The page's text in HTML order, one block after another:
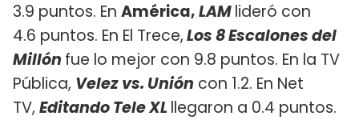
3.9 puntos. En América,LAMlideró con
4.6 puntos. En El Trece,Los 8 Escalones del
Millón fue lo mejor con 9.8 puntos. En la TV
Pública, Velez vs. Unión con 1.2. En Net
TV, Editando Tele XL llegaron a 0.4 puntos.